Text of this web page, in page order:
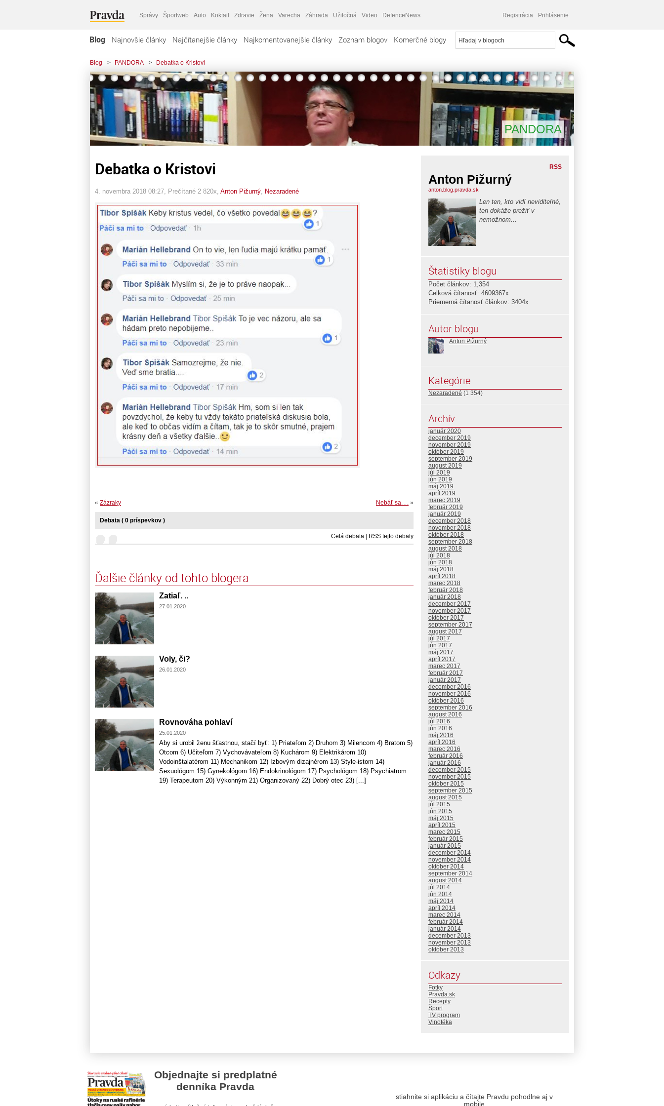
Správy Športweb Auto Koktail Zdravie Žena Varecha Záhrada Užitočná Video DefenceNews Registrácia Prihlásenie
Blog Najnovšie články Najčítanejšie články Najkomentovanejšie články Zoznam blogov Komerčné blogy
Blog > PANDORA > Debatka o Kristovi
PANDORA
Debatka o Kristovi
4. novembra 2018 08:27 , Prečítané 2 820x, Anton Pižurný Nezaradené
Nebáť sa. . . »
« Zázraky
Debata ( 0 príspevkov )
Celá debata | RSS tejto debaty
Ďalšie články od tohto blogera
Zatiaľ. ..
27.01.2020
Voly, či?
26.01.2020
Rovnováha pohlaví
25.01.2020
Aby si urobil ženu šťastnou, stačí byť: 1) Priateľom 2) Druhom 3) Milencom 4) Bratom 5)
Otcom 6) Učiteľom 7) Vychovávateľom 8) Kuchárom 9) Elektrikárom 10)
Vodoinštalatérom 11) Mechanikom 12) Izbovým dizajnérom 13) Style-istom 14)
Sexuológom 15) Gynekológom 16) Endokrinológom 17) Psychológom 18) Psychiatrom
19) Terapeutom 20) Výkonným 21) Organizovaný 22) Dobrý otec 23) [...]
RSS
Anton Pižurný
anton.blog.pravda.sk
Len ten, kto vidí neviditeľné,
ten dokáže prežiť v
nemožnom...
Štatistiky blogu
Počet článkov: 1,354
Celková čítanosť: 4609367x
Priemerná čítanosť článkov: 3404x
Autor blogu
Anton Pižurný
Kategórie
Nezaradené (1 354)
Archív
január 2020
december 2019
november 2019
október 2019
september 2019
august 2019
júl 2019
jún 2019
máj 2019
apríl 2019
marec 2019
február 2019
január 2019
december 2018
november 2018
október 2018
september 2018
august 2018
júl 2018
jún 2018
máj 2018
apríl 2018
marec 2018
február 2018
január 2018
december 2017
november 2017
október 2017
september 2017
august 2017
júl 2017
jún 2017
máj 2017
apríl 2017
marec 2017
február 2017
január 2017
december 2016
november 2016
október 2016
september 2016
august 2016
júl 2016
jún 2016
máj 2016
apríl 2016
marec 2016
február 2016
január 2016
december 2015
november 2015
október 2015
september 2015
august 2015
júl 2015
jún 2015
máj 2015
apríl 2015
marec 2015
február 2015
január 2015
december 2014
november 2014
október 2014
september 2014
august 2014
júl 2014
jún 2014
máj 2014
apríl 2014
marec 2014
február 2014
január 2014
december 2013
november 2013
október 2013
Odkazy
Fotky
Pravda.sk
Recepty
Šport
TV program
Vinotéka
Objednajte si predplatné
denníka Pravda
stiahnite si aplikáciu a čítajte Pravdu pohodlne aj v
mobile